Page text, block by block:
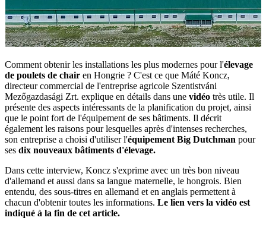
Comment obtenir les installations les plus modernes pour l'élevage
de poulets de chair en Hongrie ? C'est ce que Máté Koncz,
directeur commercial de l'entreprise agricole Szentistváni
Mezőgazdasági Zrt. explique en détails dans une vidéo très utile. Il
présente des aspects intéressants de la planification du projet, ainsi
que le point fort de l'équipement de ses bâtiments. Il décrit
également les raisons pour lesquelles après d'intenses recherches,
son entreprise a choisi d'utiliser l'équipement Big Dutchman pour
ses dix nouveaux bâtiments d'élevage.
Dans cette interview, Koncz s'exprime avec un très bon niveau
d'allemand et aussi dans sa langue maternelle, le hongrois. Bien
entendu, des sous-titres en allemand et en anglais permettent à
chacun d'obtenir toutes les informations. Le lien vers la vidéo est
indiqué à la fin de cet article.